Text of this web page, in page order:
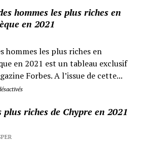
hommes les plus riches en
en 2021
hommes les plus riches en
en 2021 est un tableau exclusif
Forbes. A l’issue de cette...
plus riches de Chypre en 2021